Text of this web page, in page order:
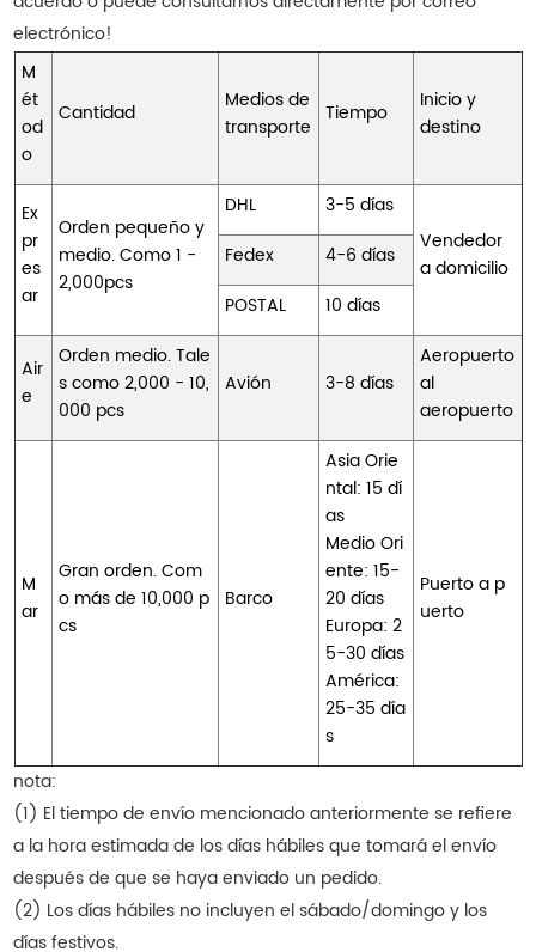
electrónico!
M
ét
od
o
Cantidad
Medios de
transporte
Tiempo
Inicio y
destino
Ex
pr
es
ar
Orden pequeño y
medio. Como 1 -
2,000pcs
DHL
3-5 días
Vendedor
a domicilio
Fedex
4-6 días
POSTAL
10 días
Air
e
Orden medio. Tale
s como 2,000 - 10,
000 pcs
Avión 3-8 días
Aeropuerto
al
aeropuerto
M
ar
Gran orden. Com
o más de 10,000 p
cs
Barco
Asia Orie
ntal: 15 dí
as
Medio Ori
ente: 15-
20 días
Europa: 2
5-30 días
América:
25-35 día
s
Puerto a p
uerto
nota:
(1) El tiempo de envío mencionado anteriormente se refiere
a la hora estimada de los días hábiles que tomará el envío
después de que se haya enviado un pedido.
(2) Los días hábiles no incluyen el sábado/domingo y los
días festivos.